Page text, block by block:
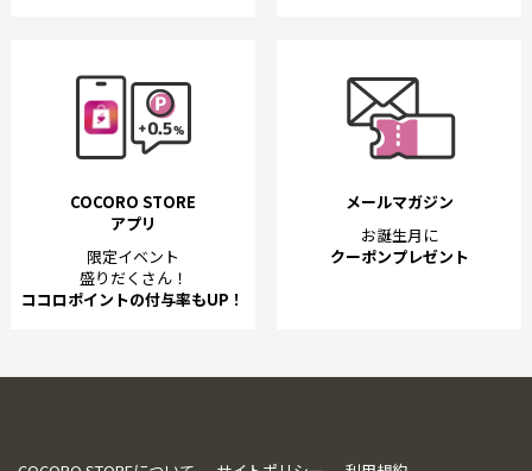
COCORO STORE
アプリ
限定イベント
盛りだくさん！
ココロポイントの付与率もUP！
メールマガジン
お誕生月に
クーポンプレゼント